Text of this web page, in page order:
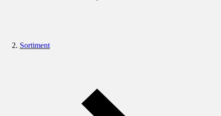
Sortiment